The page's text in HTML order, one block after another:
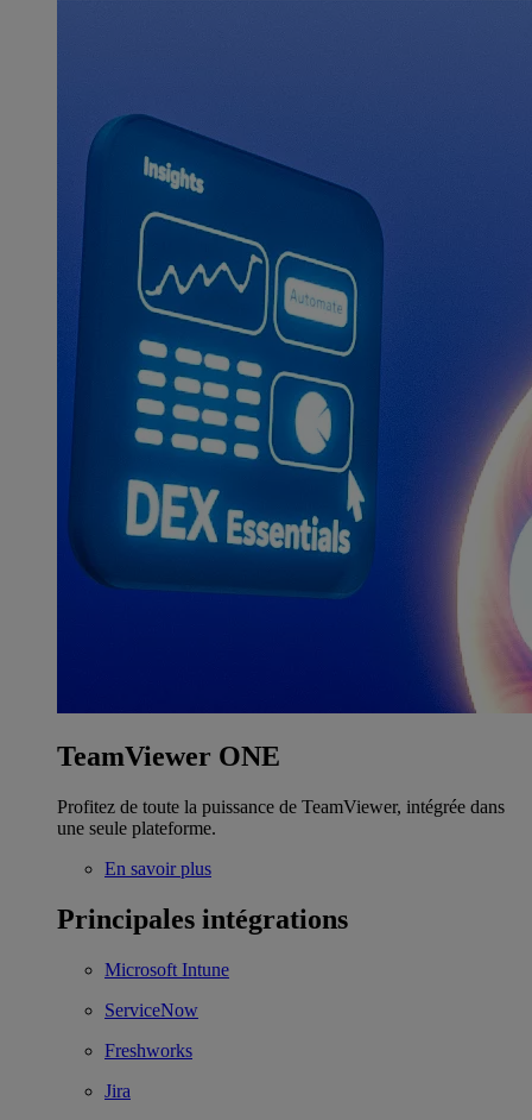
TeamViewer ONE
Profitez de toute la puissance de TeamViewer, intégrée dans
une seule plateforme.
En savoir plus
Principales intégrations
Microsoft Intune
ServiceNow
Freshworks
Jira